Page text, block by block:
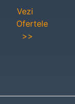
Vezi
Ofertele
>>